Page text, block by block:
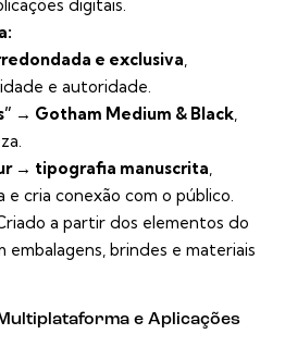
digitais.
e exclusiva,
e autoridade.
→ Gotham Medium & Black,
→ tipografia manuscrita,
e cria conexão com o público.
a partir dos elementos do
embalagens, brindes e materiais
e Aplicações